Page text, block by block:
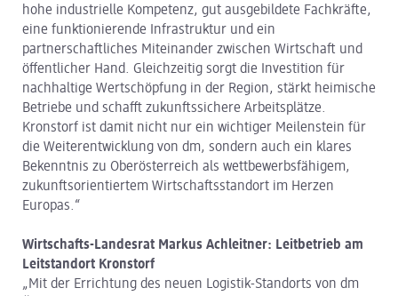
hohe industrielle Kompetenz, gut ausgebildete Fachkräfte,
eine funktionierende Infrastruktur und ein
partnerschaftliches Miteinander zwischen Wirtschaft und
öffentlicher Hand. Gleichzeitig sorgt die Investition für
nachhaltige Wertschöpfung in der Region, stärkt heimische
Betriebe und schafft zukunftssichere Arbeitsplätze.
Kronstorf ist damit nicht nur ein wichtiger Meilenstein für
die Weiterentwicklung von dm, sondern auch ein klares
Bekenntnis zu Oberösterreich als wettbewerbsfähigem,
zukunftsorientiertem Wirtschaftsstandort im Herzen
Europas.“
Wirtschafts-Landesrat Markus Achleitner: Leitbetrieb am
Leitstandort Kronstorf
„Mit der Errichtung des neuen Logistik-Standorts von dm